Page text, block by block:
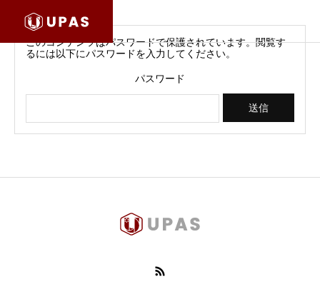
このコンテンツはパスワードで保護されています。閲覧す
るには以下にパスワードを入力してください。
パスワード